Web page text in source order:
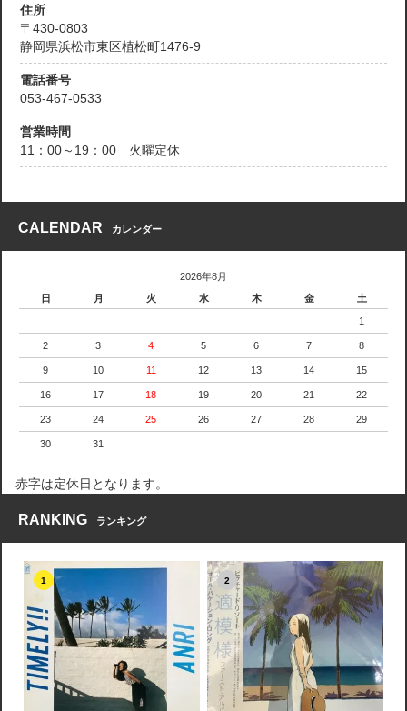
住所
〒430-0803
静岡県浜松市東区植松町1476-9
電話番号
053-467-0533
営業時間
11：00～19：00 火曜定休
CALENDAR カレンダー
2026年8月
日
月 火 水 木 金 土
1
2 3 4 5 6 7 8
9 10 11 12 13 14 15
16 17 18 19 20 21 22
23 24 25 26 27 28 29
30 31
赤字は定休日となります。
RANKING ランキング
1 2